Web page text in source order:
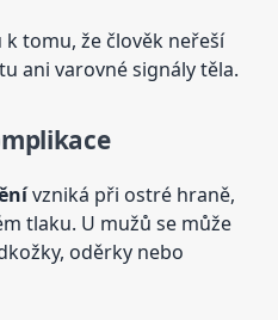
k tomu, že člověk neřeší
ani varovné signály těla.
vzniká při ostré hraně,
tlaku. U mužů se může
oděrky nebo